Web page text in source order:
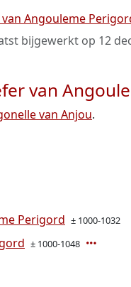
Angouleme
bijgewerkt op 12
van
van Anjou.
Perigord ± 1000-1032
± 1000-1048